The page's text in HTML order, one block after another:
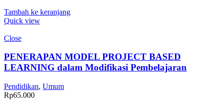
Tambah ke keranjang
Quick view
Close
PENERAPAN MODEL PROJECT BASED
LEARNING dalam Modifikasi Pembelajaran
Pendidikan, Umum
Rp65.000